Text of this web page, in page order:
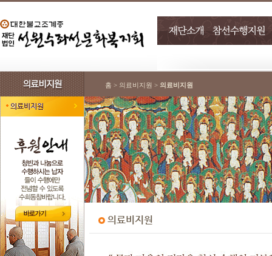
홈 > 의료비지원 > 의료비지원